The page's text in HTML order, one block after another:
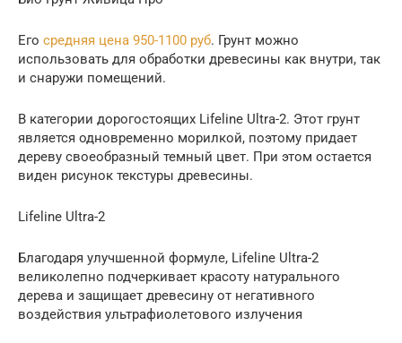
Его средняя цена 950-1100 руб. Грунт можно
использовать для обработки древесины как внутри, так
и снаружи помещений.
В категории дорогостоящих Lifeline Ultra-2. Этот грунт
является одновременно морилкой, поэтому придает
дереву своеобразный темный цвет. При этом остается
виден рисунок текстуры древесины.
Lifeline Ultra-2
Благодаря улучшенной формуле, Lifeline Ultra-2
великолепно подчеркивает красоту натурального
дерева и защищает древесину от негативного
воздействия ультрафиолетового излучения